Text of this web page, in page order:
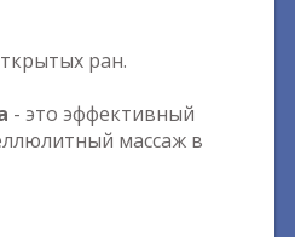
ран.
- это эффективный
массаж в